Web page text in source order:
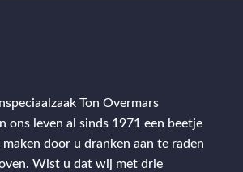
Ton Overmars
ons leven al sinds 1971 een beetje
maken door u dranken aan te raden
Wist u dat wij met drie